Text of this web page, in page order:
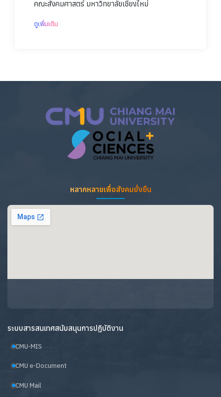
คณะสังคมศาสตร์ มหาวิทยาลัยเชียงใหม่
ดูเพิ่มเติม
หลากหลายเพื่อสังคมยั่งยืน
ระบบสารสนเทศสนับสนุนการปฏิบัติงาน
CMU-MIS
CMU e-Document
CMU Mail